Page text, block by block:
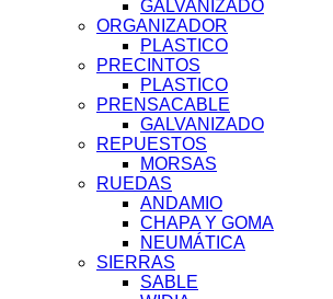
GALVANIZADO
ORGANIZADOR
PLASTICO
PRECINTOS
PLASTICO
PRENSACABLE
GALVANIZADO
REPUESTOS
MORSAS
RUEDAS
ANDAMIO
CHAPA Y GOMA
NEUMÁTICA
SIERRAS
SABLE